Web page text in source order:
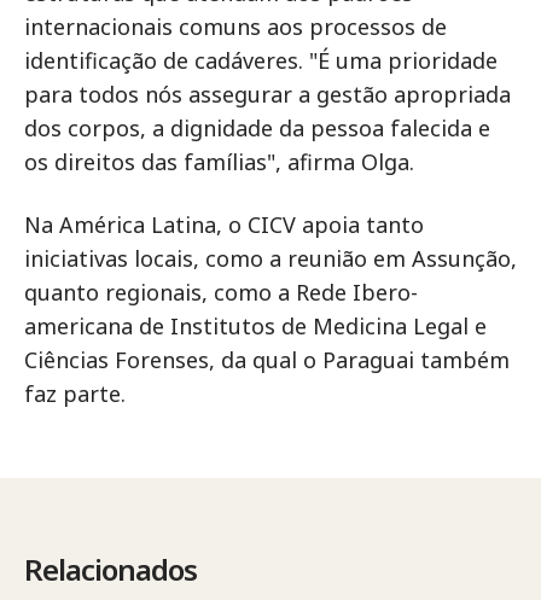
internacionais comuns aos processos de
identificação de cadáveres. "É uma prioridade
para todos nós assegurar a gestão apropriada
dos corpos, a dignidade da pessoa falecida e
os direitos das famílias", afirma Olga.
Na América Latina, o CICV apoia tanto
iniciativas locais, como a reunião em Assunção,
quanto regionais, como a Rede Ibero-
americana de Institutos de Medicina Legal e
Ciências Forenses, da qual o Paraguai também
faz parte.
Relacionados